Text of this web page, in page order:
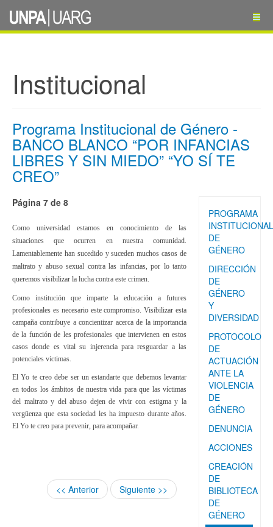
Institucional
Programa Institucional de Género -
BANCO BLANCO “POR INFANCIAS
LIBRES Y SIN MIEDO” “YO SÍ TE
CREO”
PROGRAMA
INSTITUCIONAL
DE
GÉNERO
DIRECCIÓN
DE
GÉNERO
Y
DIVERSIDAD
PROTOCOLO
DE
ACTUACIÓN
ANTE LA
VIOLENCIA
DE
GÉNERO
DENUNCIA
ACCIONES
CREACIÓN
DE
BIBLIOTECA
DE
GÉNERO
Página 7 de 8
Como universidad estamos en conocimiento de las
situaciones que ocurren en nuestra comunidad.
Lamentablemente han sucedido y suceden muchos casos de
maltrato y abuso sexual contra las infancias, por lo tanto
queremos visibilizar la lucha contra este crimen.
Como institución que imparte la educación a futures
profesionales es necesario este compromiso. Visibilizar esta
campaña contribuye a concientizar acerca de la importancia
de la función de les profesionales que intervienen en estos
casos donde es vital su injerencia para resguardar a las
potenciales víctimas.
El Yo te creo debe ser un estandarte que debemos levantar
en todos los ámbitos de nuestra vida para que las víctimas
del maltrato y del abuso dejen de vivir con estigma y la
vergüenza que esta sociedad les ha impuesto durante años.
El Yo te creo para prevenir, para acompañar.
<< Anterior Siguiente >>